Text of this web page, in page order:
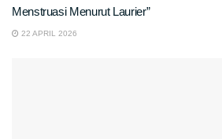
Menstruasi Menurut Laurier”
22 APRIL 2026